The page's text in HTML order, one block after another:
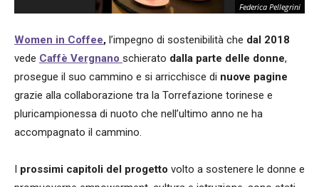
Federica Pellegrini
Women in Coffee, l’impegno di sostenibilità che dal 2018
vede Caffè Vergnano schierato dalla parte delle donne,
prosegue il suo cammino e si arricchisce di nuove pagine
grazie alla collaborazione tra la Torrefazione torinese e
pluricampionessa di nuoto che nell’ultimo anno ne ha
accompagnato il cammino.
I prossimi capitoli del progetto volto a sostenere le donne e